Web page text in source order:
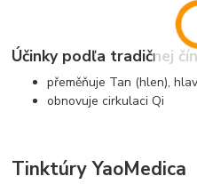
Účinky podľa tradičnej
přeměňuje Tan (hlen),
obnovuje cirkulaci Qi
Tinktúry YaoMedica